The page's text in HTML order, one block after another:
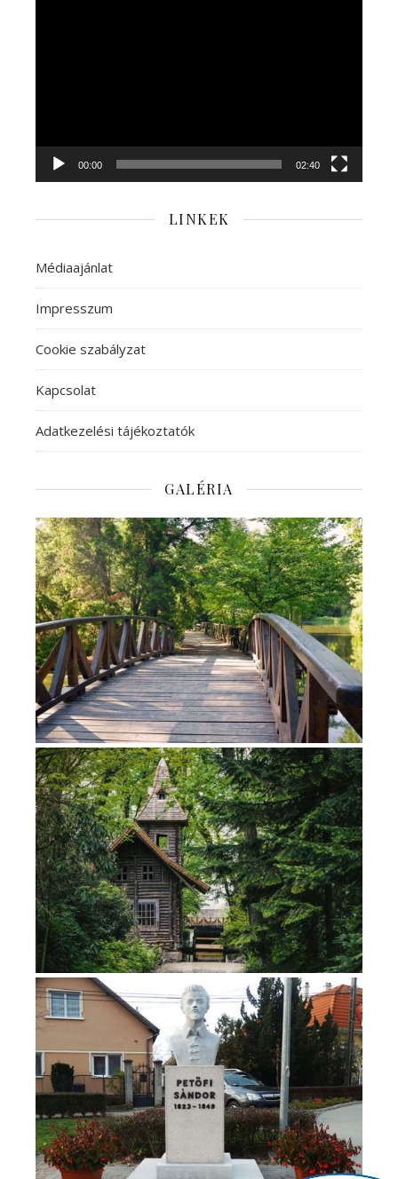
00:00 02:40
LINKEK
Médiaajánlat
Impresszum
Cookie szabályzat
Kapcsolat
Adatkezelési tájékoztatók
GALÉRIA